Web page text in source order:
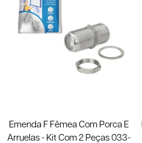
Emenda F Fêmea Com Porca E
Arruelas - Kit Com 2 Peças 033-